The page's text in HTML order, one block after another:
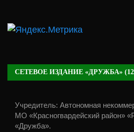
СЕТЕВОЕ ИЗДАНИЕ «ДРУЖБА»
Учредитель: Автономная
МО «Красногвардейский район»
«Дружба».